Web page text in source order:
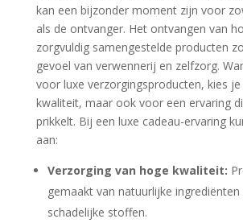
kan een bijzonder moment zijn voor
als de ontvanger. Het ontvangen van
zorgvuldig samengestelde producten
gevoel van verwennerij en zelfzorg.
voor luxe verzorgingsproducten, kies
kwaliteit, maar ook voor een ervaring
prikkelt. Bij een luxe cadeau-ervaring
aan:
Verzorging van hoge kwaliteit:
gemaakt van natuurlijke
schadelijke stoffen.